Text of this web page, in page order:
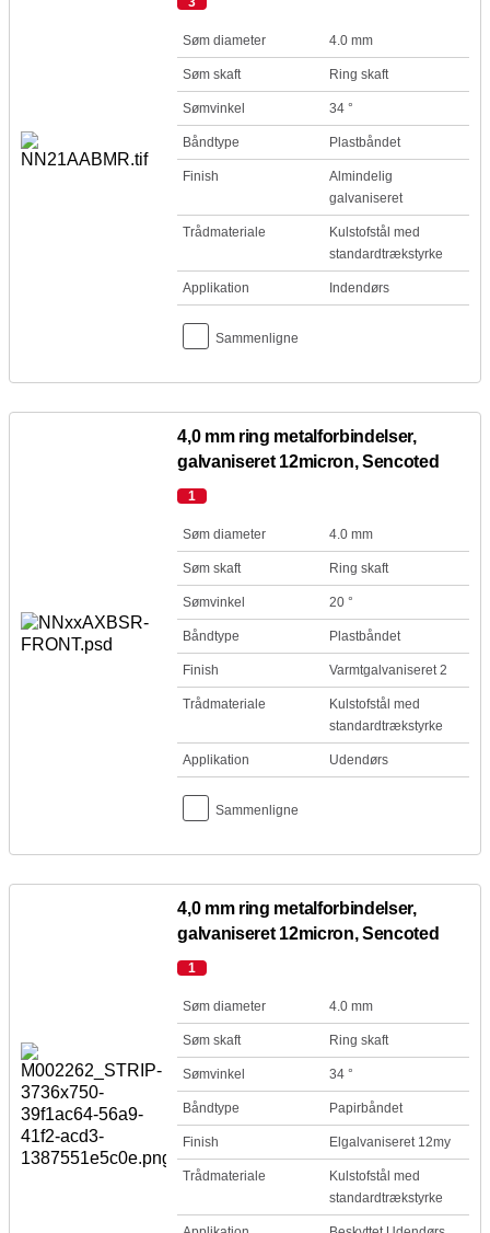
Søm diameter 4.0 mm
Søm skaft Ring skaft
Sømvinkel 34 °
Båndtype Plastbåndet
Finish
Almindelig
galvaniseret
Trådmateriale
Kulstofstål med
standardtrækstyrke
Applikation Indendørs
Sammenligne
4,0 mm ring metalforbindelser,
galvaniseret 12micron, Sencoted
1
Søm diameter 4.0 mm
Søm skaft Ring skaft
Sømvinkel 20 °
Båndtype Plastbåndet
Finish Varmtgalvaniseret 2
Trådmateriale
Kulstofstål med
standardtrækstyrke
Applikation Udendørs
Sammenligne
4,0 mm ring metalforbindelser,
galvaniseret 12micron, Sencoted
1
Søm diameter 4.0 mm
Søm skaft Ring skaft
Sømvinkel 34 °
Båndtype Papirbåndet
Finish Elgalvaniseret 12my
Trådmateriale
Kulstofstål med
standardtrækstyrke